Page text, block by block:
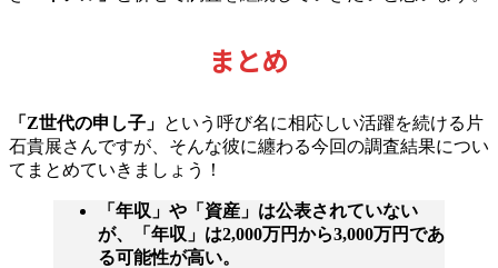
まとめ
「Z世代の申し子」 という呼び名に相応しい活躍を続ける片
石貴展さんですが、そんな彼に纏わる今回の調査結果につい
てまとめていきましょう！
「年収」や「資産」は公表されていない
が、「年収」は2,000万円から3,000万円であ
る可能性が高い。